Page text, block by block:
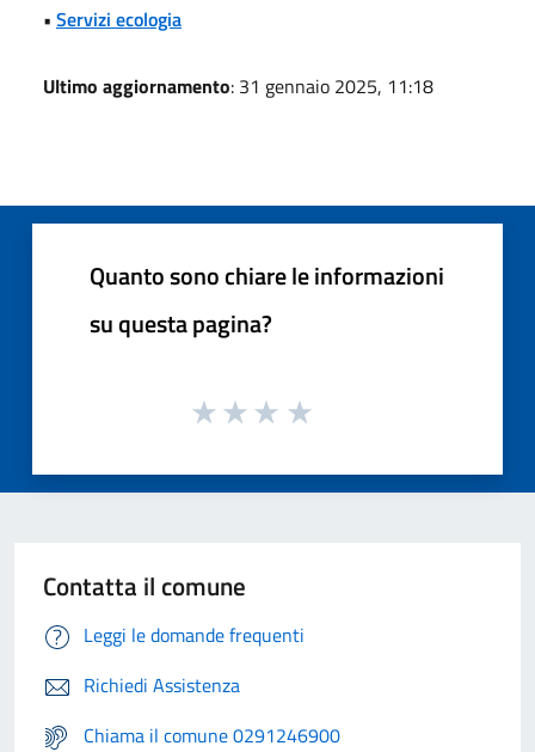
• Servizi ecologia
Ultimo aggiornamento: 31 gennaio 2025, 11:18
Quanto sono chiare le informazioni
su questa pagina?
Contatta il comune
Leggi le domande frequenti
Richiedi Assistenza
Chiama il comune 0291246900